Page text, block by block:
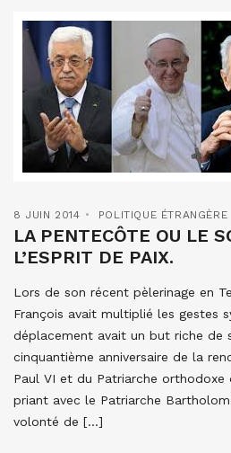
8 JUIN 2014 POLITIQUE ÉTRANGÈRE
LA PENTECÔTE OU LE
L’ESPRIT DE PAIX.
Lors de son récent pèlerinage en
François avait multiplié les gestes
déplacement avait un but riche de
cinquantième anniversaire de la
Paul VI et du Patriarche orthodoxe
priant avec le Patriarche
volonté de […]